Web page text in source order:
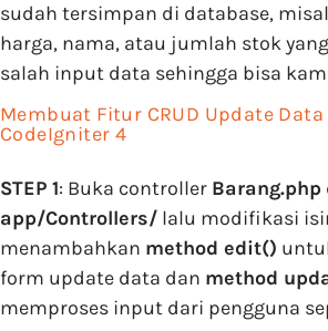
sudah tersimpan di database,
harga, nama, atau jumlah stok
salah input data sehingga bisa
Membuat Fitur CRUD Update
CodeIgniter 4
STEP 1: Buka controller Barang.php
app/Controllers/ lalu modifikasi
menambahkan method edit()
form update data dan method
memproses input dari pengguna